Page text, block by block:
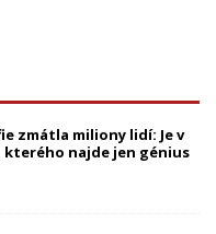
zmátla miliony lidí: Je v
kterého najde jen génius